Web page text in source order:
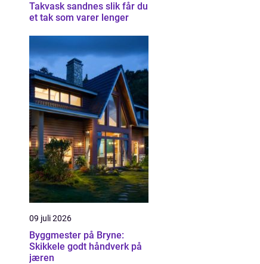
Takvask sandnes slik får du
et tak som varer lenger
09 juli 2026
Byggmester på Bryne:
Skikkele godt håndverk på
jæren